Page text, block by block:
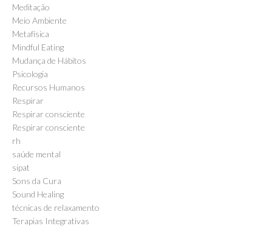
Meditação
Meio Ambiente
Metafísica
Mindful Eating
Mudança de Hábitos
Psicologia
Recursos Humanos
Respirar
Respirar consciente
Respirar consciente
rh
saúde mental
sipat
Sons da Cura
Sound Healing
técnicas de relaxamento
Terapias Integrativas